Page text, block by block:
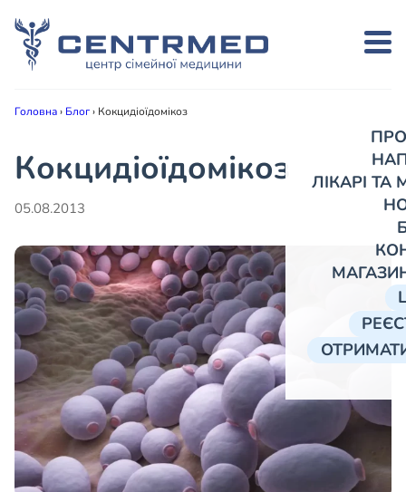
ЛІКАРІ
Головна› Блог› Кокцидіоїдомікоз
Кокцидіоїдомікоз
05.08.2013